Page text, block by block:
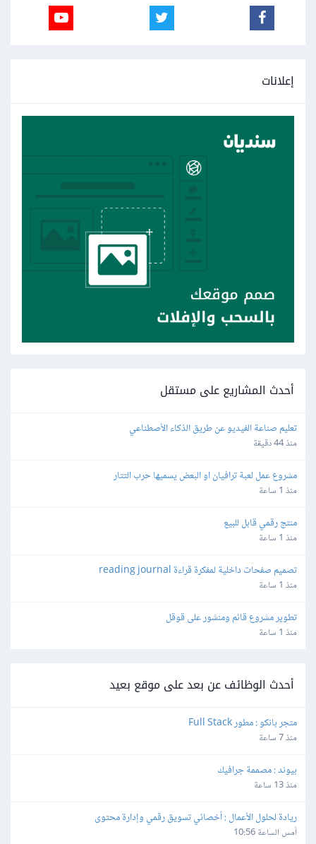
إعلانات
أحدث المشاريع على مستقل
تعليم صناعة الفيديو عن طريق الذكاء الأصطناعي
منذ 44 دقيقة
مشروع عمل لعبة ترافيان او البعض يسميها حرب التتار
منذ 1 ساعة
منتج رقمي قابل للبيع
منذ 1 ساعة
تصميم صفحات داخلية لمفكرة قراءة reading journal
منذ 1 ساعة
تطوير مشروع قائم ومنشور على قوقل
منذ 1 ساعة
أحدث الوظائف عن بعد على موقع بعيد
متجر بانكو : مطور Full Stack
منذ 7 ساعة
بيوند : مصممة جرافيك
منذ 13 ساعة
ريادة لحلول الأعمال : أخصائي تسويق رقمي وإدارة محتوى
أمس الساعة 10:56